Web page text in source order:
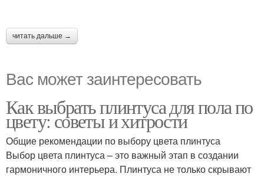
читать дальше →
Вас может заинтересовать
Как выбрать плинтуса для пола по
цвету: советы и хитрости
Общие рекомендации по выбору цвета плинтуса
Выбор цвета плинтуса – это важный этап в создании
гармоничного интерьера. Плинтуса не только скрывают